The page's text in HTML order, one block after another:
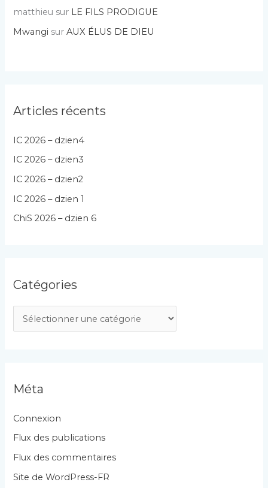
matthieu sur LE FILS PRODIGUE
Mwangi surAUX ÉLUS DE DIEU
Articles récents
IC 2026 – dzien4
IC 2026 – dzien3
IC 2026 – dzien2
IC 2026 – dzien 1
ChiS 2026 – dzien 6
Catégories
a
g
r
i
e
Méta
Connexion
Flux des publications
Flux des commentaires
Site de WordPress-FR